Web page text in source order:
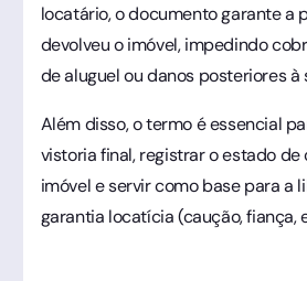
locatário, o documento garante a
devolveu o imóvel, impedindo
de aluguel ou danos posteriores à
Além disso, o termo é essencial
vistoria final, registrar o estado de
imóvel e servir como base para a
garantia locatícia (caução, fiança,